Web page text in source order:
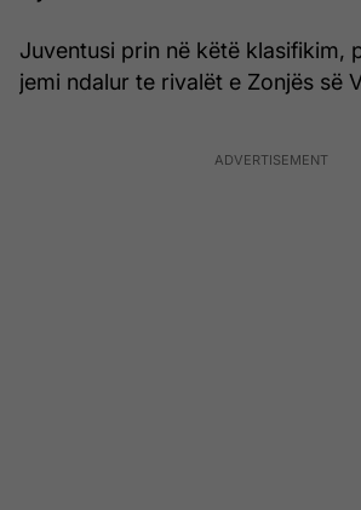
Juventusi prin në këtë klasifikim,
jemi ndalur te rivalët e Zonjës së